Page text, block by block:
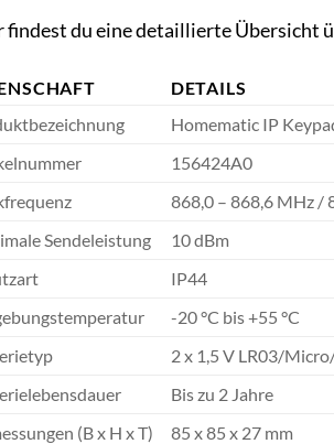
findest du eine detaillierte Übersicht
DETAILS
Homematic IP
156424A0
868,0 – 868,6 MHz /
Sendeleistung
10 dBm
IP44
-20 °C bis +55 °C
2 x 1,5 V LR03/
Bis zu 2 Jahre
(B x H x T)
85 x 85 x 27 mm